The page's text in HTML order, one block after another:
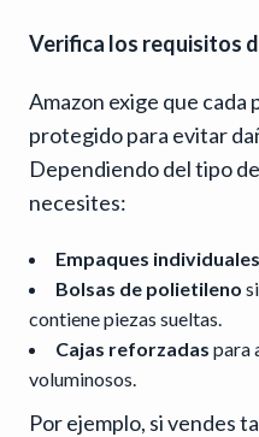
Verifica los requisitos
Amazon exige que
protegido para evitar
Dependiendo del tipo
necesites:
Empaques individuales
Bolsas de polietileno
contiene piezas sueltas.
Cajas reforzadas para
voluminosos.
Por ejemplo, si vendes